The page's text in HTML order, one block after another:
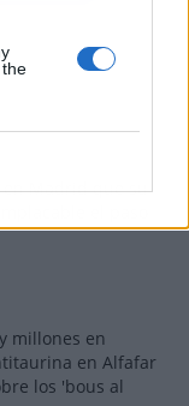
en Madrid que su
millones en
en Alfafar
los 'bous al